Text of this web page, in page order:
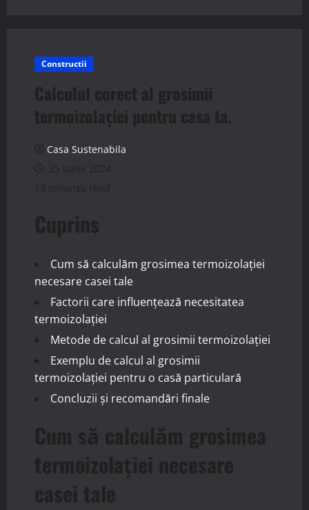
Constructii
Calculul corect al grosimii
termoizolației pentru casa ta.
Casa Sustenabila
25 iunie 2024
13 minutes read
Cuprins
Cum să calculăm grosimea termoizolației
necesare casei tale
Factorii care influențează necesitatea
termoizolației
Metode de calcul al grosimii termoizolației
Exemplu de calcul al grosimii
termoizolației pentru o casă particulară
Concluzii și recomandări finale
Cum să calculăm grosimea
termoizolației necesare
casei tale